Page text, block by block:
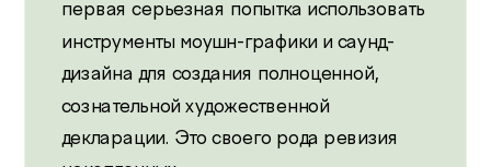
первая серьезная попытка использовать
инструменты моушн-графики и саунд-
дизайна для создания полноценной,
сознательной художественной
декларации. Это своего рода ревизия